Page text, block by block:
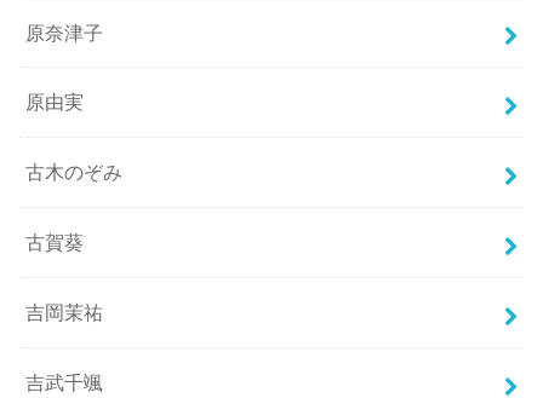
原奈津子
原由実
古木のぞみ
古賀葵
吉岡茉祐
吉武千颯